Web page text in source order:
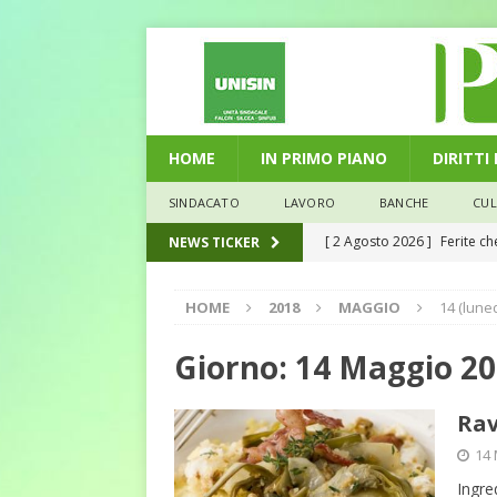
HOME IN PRIMO PIANO DIRITTI
SINDACATO LAVORO BANCHE
NEWS TICKER [ 2 Agosto 2026 ] Ferite
[ 29 Luglio 2026 ]
la media nazionale
[ 28 Luglio 2026 ]
debiti sono più leggeri
[ 26 Luglio 2026 ]
Il
HOME 2018 MAGGIO 14
Giorno: 14 Maggio
14